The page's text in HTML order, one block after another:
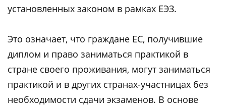
установленных законом в рамках ЕЭЗ.
Это означает, что граждане ЕС, получившие
диплом и право заниматься практикой в
стране своего проживания, могут заниматься
практикой и в других странах-участницах без
необходимости сдачи экзаменов. В основе